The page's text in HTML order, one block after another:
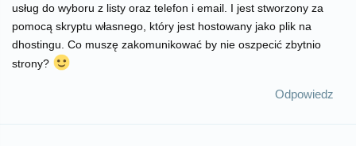
usług do wyboru z listy oraz telefon i email. I jest stworzony za
pomocą skryptu własnego, który jest hostowany jako plik na
dhostingu. Co muszę zakomunikować by nie oszpecić zbytnio
strony?
Odpowiedz